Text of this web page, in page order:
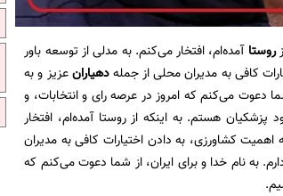
روستاآمده‌ام، افتخار می‌کنم. به مدلی از توسعه باور
کافی به مدیران محلی از جملهدهیارانعزیز و به
دعوت می‌کنم که امروز در عرصه رای و انتخابات، و
هستم. به اینکه از روستا آمده‌ام، افتخار
کشاورزی، به دادن اختیارات کافی به مدیران
به نام خدا و برای ایران، از شما دعوت می‌کنم که